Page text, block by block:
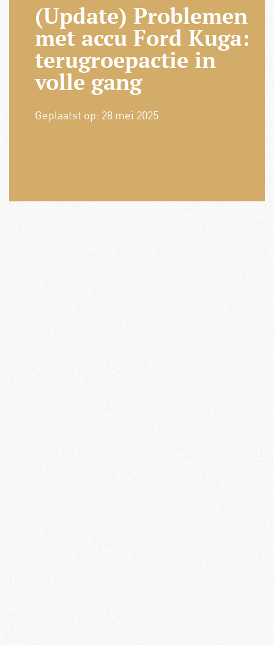
(Update) Problemen
met accu Ford Kuga:
terugroepactie in
volle gang
Geplaatst op: 28 mei 2025